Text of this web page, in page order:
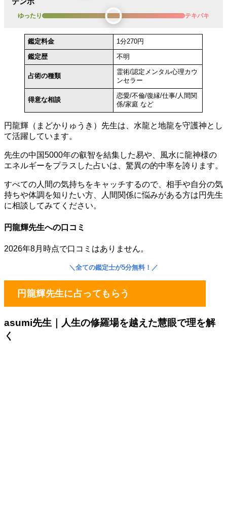
ゆったり テキパキ
鑑定料金
1分270円
鑑定歴
不明
占術の種類
霊術/認定メンタル心理カウ
ンセラー
得意な相談
恋愛/不倫/復縁/仕事/人間関
係/家庭 など
円龍輝（まどかりゅうき）先生は、水龍と地龍を守護神とし
て活躍しています。
先生の中国5000年の叡智を結集した易や、風水に龍神様の
エネルギーをプラスした占いは、驚異の的中率を誇ります。
すべての人間の気持ちをキャッチするので、相手や自分の気
持ちや体調を知りたい方、人間関係に悩みがある方は円先生
に相談してみてください。
円龍輝先生への口コミ
2026年8月時点で口コミはありません。
＼ 全ての鑑定士が5分無料！ ／
円龍輝先生に占ってもらう
asumi先生｜
人生の修羅場を越えた慧眼で理を解
く